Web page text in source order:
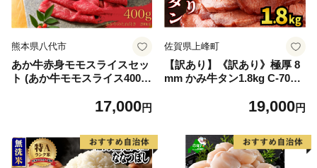
熊本県八代市
あか牛赤身モモスライスセッ
ト (あか牛モモスライス400
17,000円
佐賀県上峰町
【訳あり】《訳あり》極厚 8
mm かみ牛タン1.8kg C-709-
19,000円